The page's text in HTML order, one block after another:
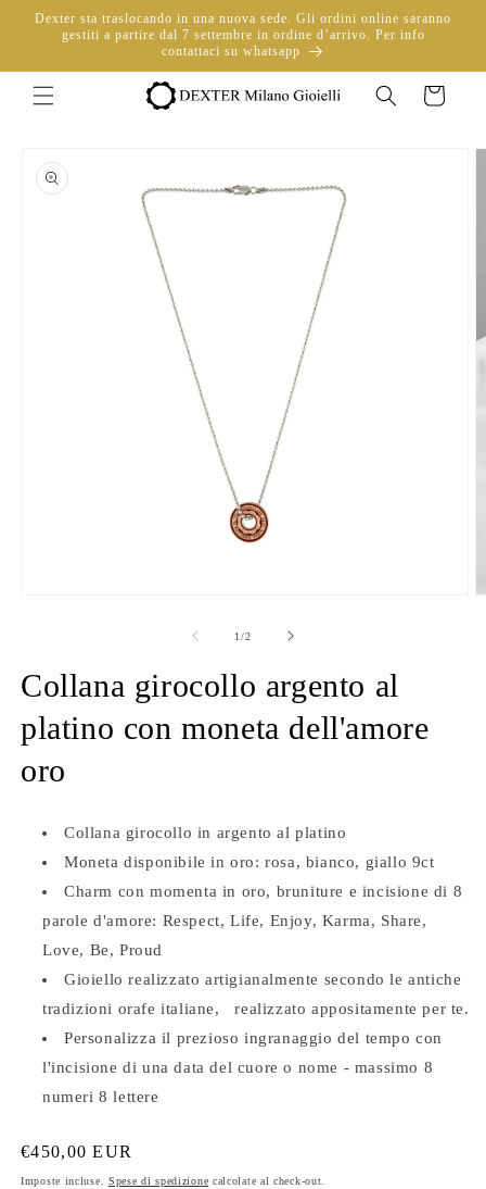
direttamente
ai contenuti
Dexter sta traslocando in una nuova sede. Gli ordini online saranno
gestiti a partire dal 7 settembre in ordine d’arrivo. Per info
contattaci su whatsapp
Carrello
informazioni
sul prodotto
finestra
modale
1/su
2
Collana girocollo argento al
platino con moneta dell'amore
oro
Collana girocollo in argento al platino
Moneta disponibile in oro: rosa, bianco, giallo 9ct
Charm con momenta in oro, bruniture e incisione di 8
parole d'amore: Respect, Life, Enjoy, Karma, Share,
Love, Be, Proud
Gioiello realizzato artigianalmente secondo le antiche
tradizioni orafe italiane,
realizzato appositamente per te.
Personalizza il prezioso ingranaggio del tempo con
l'incisione di una data del cuore o nome - massimo 8
numeri 8 lettere
Prezzo
di
€450,00 EUR
Imposte incluse. Spese di spedizione calcolate al check-out.